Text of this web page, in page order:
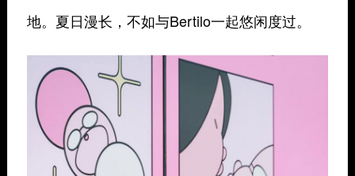
地。夏日漫长，不如与Bertilo一起悠闲度过。